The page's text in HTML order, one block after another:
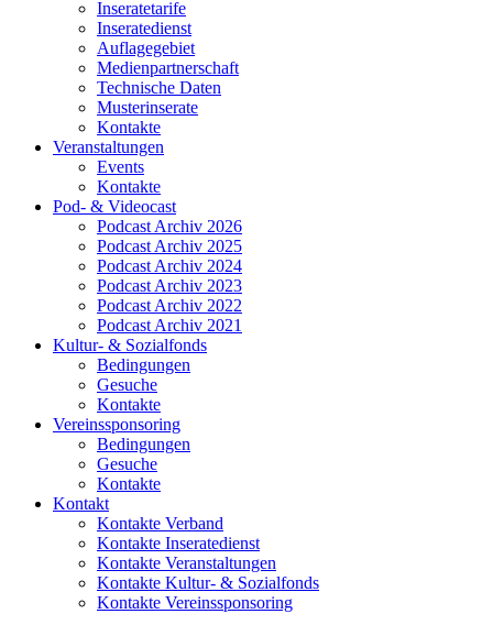
Inseratetarife
Inseratedienst
Auflagegebiet
Medienpartnerschaft
Technische Daten
Musterinserate
Kontakte
Veranstaltungen
Events
Kontakte
Pod- & Videocast
Podcast Archiv 2026
Podcast Archiv 2025
Podcast Archiv 2024
Podcast Archiv 2023
Podcast Archiv 2022
Podcast Archiv 2021
Kultur- & Sozialfonds
Bedingungen
Gesuche
Kontakte
Vereinssponsoring
Bedingungen
Gesuche
Kontakte
Kontakt
Kontakte Verband
Kontakte Inseratedienst
Kontakte Veranstaltungen
Kontakte Kultur- & Sozialfonds
Kontakte Vereinssponsoring